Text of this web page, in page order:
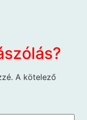
A kötelező